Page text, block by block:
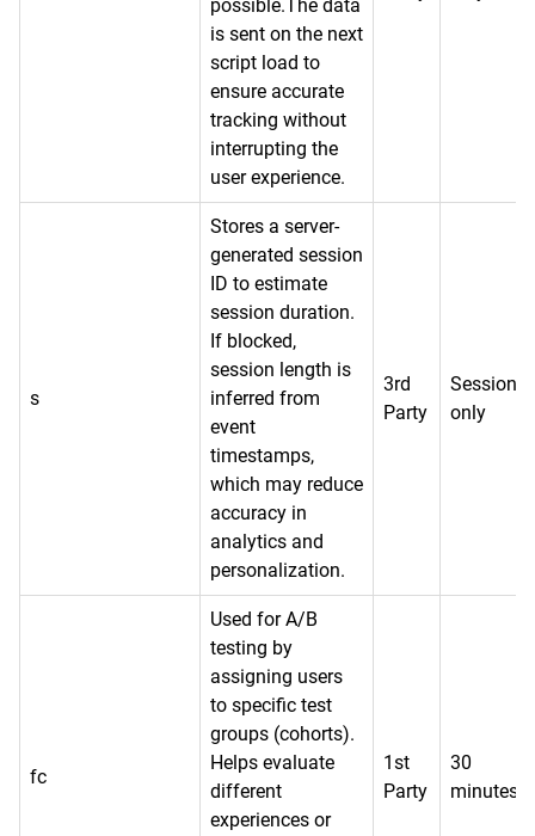
possible.The data
is sent on the next
script load to
ensure accurate
tracking without
interrupting the
user experience.
s
Stores a server-
generated session
ID to estimate
session duration.
If blocked,
session length is
inferred from
event
timestamps,
which may reduce
accuracy in
analytics and
personalization.
3rd
Party
Session
only
fc
Used for A/B
testing by
assigning users
to specific test
groups (cohorts).
Helps evaluate
different
experiences or
1st
Party
30
minutes